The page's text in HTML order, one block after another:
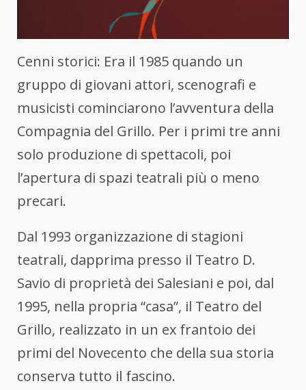
Cenni storici: Era il 1985 quando un
gruppo di giovani attori, scenografi e
musicisti cominciarono l’avventura della
Compagnia del Grillo. Per i primi tre anni
solo produzione di spettacoli, poi
l’apertura di spazi teatrali più o meno
precari.
Dal 1993 organizzazione di stagioni
teatrali, dapprima presso il Teatro D.
Savio di proprietà dei Salesiani e poi, dal
1995, nella propria “casa”, il Teatro del
Grillo, realizzato in un ex frantoio dei
primi del Novecento che della sua storia
conserva tutto il fascino.